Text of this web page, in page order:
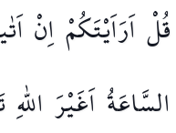
قُلْاَرَاَيْتَكُمْاِنْ
السَّاعَةُاَغَيْرَ اللّٰهِ